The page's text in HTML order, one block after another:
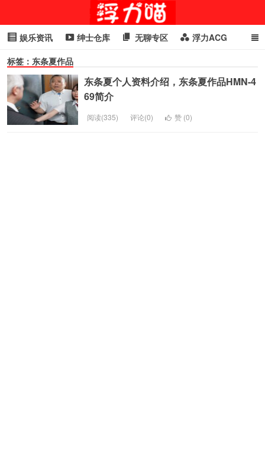
娱乐资讯 绅士仓库 无聊专区 浮力ACG
浮力GIF 明星头条
cosplay
标签：东条夏作品
东条夏个人资料介绍，东条夏作品HMN-4
69简介
阅读(335) 评论(0) 赞 (0)